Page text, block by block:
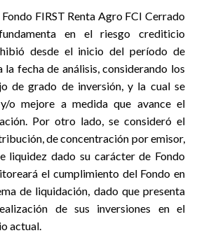
FIRST Renta Agro FCI Cerrado
en el riesgo crediticio
desde el inicio del período de
la fecha de análisis, considerando los
de grado de inversión, y la cual se
o mejore a medida que avance el
Por otro lado, se consideró el
de concentración por emisor,
liquidez dado su carácter de Fondo
el cumplimiento del Fondo en
de liquidación, dado que presenta
de sus inversiones en el
actual.